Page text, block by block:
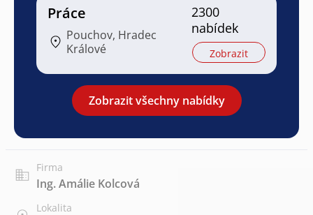
Práce
Pouchov, Hradec
Králové
2300
nabídek
Zobrazit
Zobrazit všechny nabídky
Firma
Ing. Amálie Kolcová
Lokalita